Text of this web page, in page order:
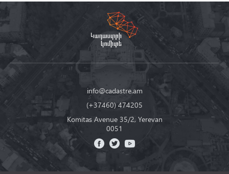
info@cadastre.am
(+37460) 474205
Komitas Avenue 35/2, Yerevan
0051